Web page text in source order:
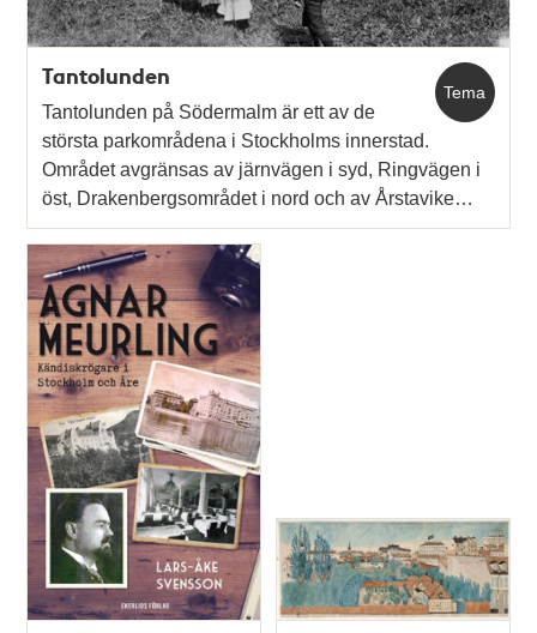
Tema
Tantolunden
Tantolunden på Södermalm är ett av de
största parkområdena i Stockholms innerstad.
Området avgränsas av järnvägen i syd, Ringvägen i
öst, Drakenbergsområdet i nord och av Årstavike…